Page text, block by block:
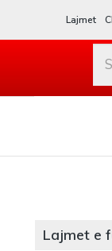
Lajmet
Lajmet e